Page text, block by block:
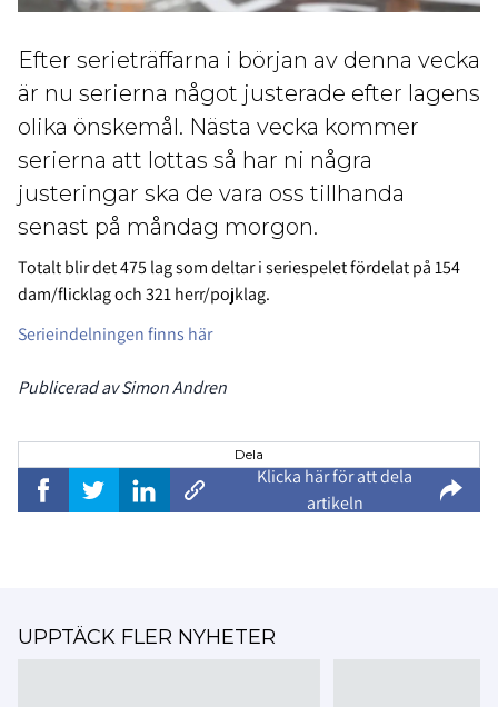
Efter serieträffarna i början av denna vecka
är nu serierna något justerade efter lagens
olika önskemål. Nästa vecka kommer
serierna att lottas så har ni några
justeringar ska de vara oss tillhanda
senast på måndag morgon.
Totalt blir det 475 lag som deltar i seriespelet fördelat på 154
dam/flicklag och 321 herr/pojklag.
Serieindelningen finns här
Publicerad av Simon Andren
Dela
Klicka här för att dela
artikeln
UPPTÄCK FLER NYHETER